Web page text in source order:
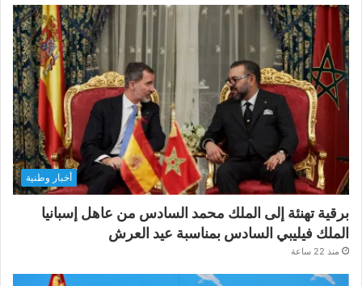
أخبار وطنية
برقية تهنئة إلى الملك محمد السادس من عاهل إسبانيا
الملك فيليبي السادس بمناسبة عيد العرش
منذ 22 ساعة